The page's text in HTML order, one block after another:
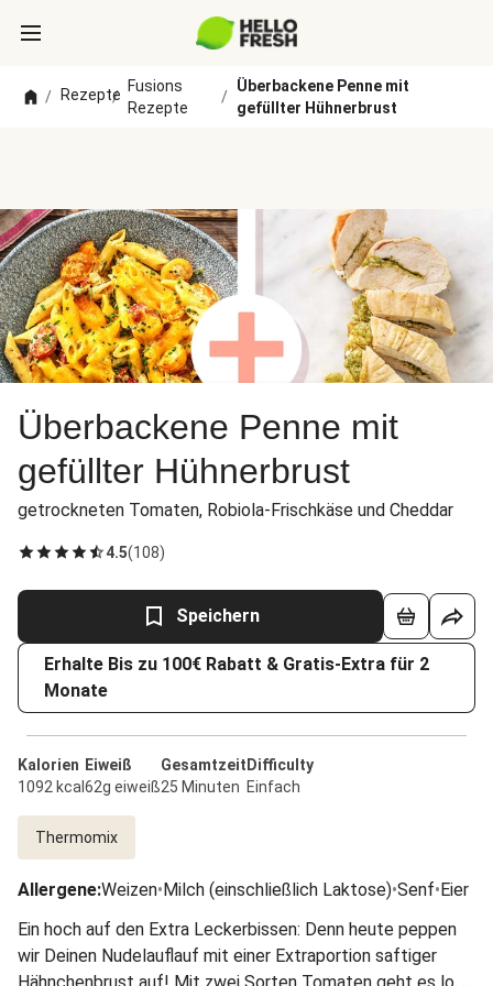
/ Rezepte
/
Fusions
Rezepte
/
Überbackene Penne mit
gefüllter Hühnerbrust
Überbackene Penne mit
gefüllter Hühnerbrust
getrockneten Tomaten, Robiola-Frischkäse und Cheddar
4.5(108)
Speichern
Erhalte Bis zu 100€ Rabatt & Gratis-Extra für 2
Monate
Kalorien
1092 kcal
Eiweiß
62g eiweiß
Gesamtzeit
25 Minuten
Difficulty
Einfach
Thermomix
Allergene:Weizen•Milch (einschließlich Laktose)•Senf•Eier
Ein hoch auf den Extra Leckerbissen: Denn heute peppen
wir Deinen Nudelauflauf mit einer Extraportion saftiger